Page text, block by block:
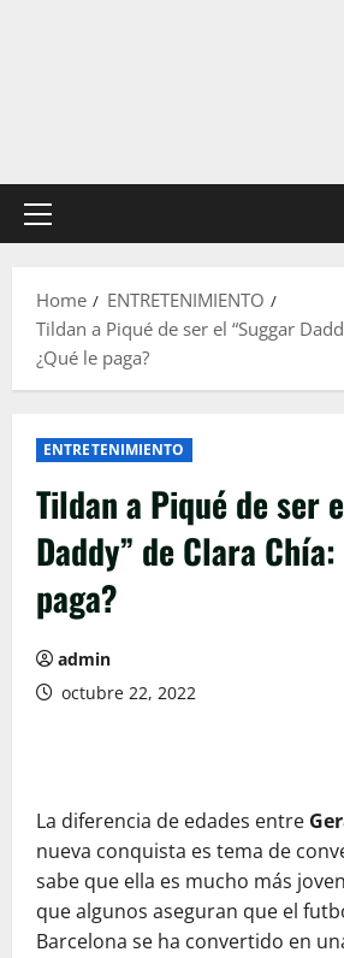
Primary
Home
ENTRETENIMIENTO
Tildan a Piqué de ser el “Suggar
¿Qué le paga?
ENTRETENIMIENTO
Tildan a Piqué de ser
Daddy” de Clara
paga?
admin
octubre 22, 2022
La diferencia de edades entre
nueva conquista es tema de
sabe que ella es mucho más
que algunos aseguran que el
Barcelona se ha convertido en